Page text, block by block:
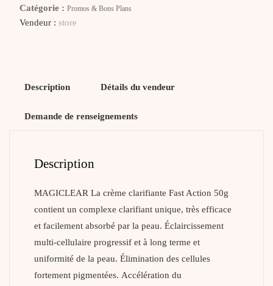
Catégorie : Promos & Bons Plans
Vendeur : store
Description Détails du vendeur
Demande de renseignements
Description
MAGICLEAR La crème clarifiante Fast Action 50g
contient un complexe clarifiant unique, très efficace
et facilement absorbé par la peau. Éclaircissement
multi-cellulaire progressif et à long terme et
uniformité de la peau. Élimination des cellules
fortement pigmentées. Accélération du